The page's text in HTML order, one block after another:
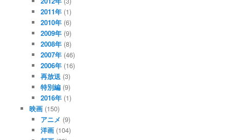
2011年 (1)
2010年 (6)
2009年 (9)
2008年 (8)
2007年 (46)
2006年 (16)
再放送 (3)
特別編 (9)
2016年 (1)
映画(150)
アニメ (9)
洋画 (104)